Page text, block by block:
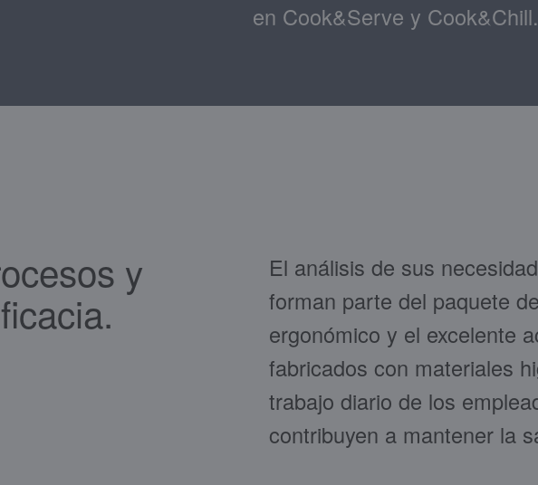
en Cook&Serve y Cook&Chill.
y
El análisis de sus
forman parte del paquete
ergonómico y el excelente
fabricados con materiales
trabajo diario de los
contribuyen a mantener la